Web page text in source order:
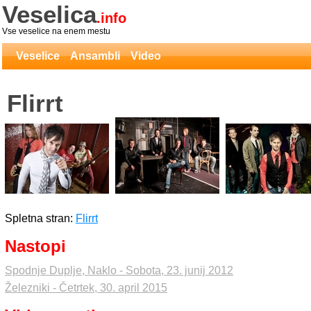
Veselica.info
Vse veselice na enem mestu
Veselice Ansambli Video
Flirrt
Spletna stran: Flirrt
Nastopi
Spodnje Duplje, Naklo - Sobota, 23. junij 2012
Železniki - Četrtek, 30. april 2015